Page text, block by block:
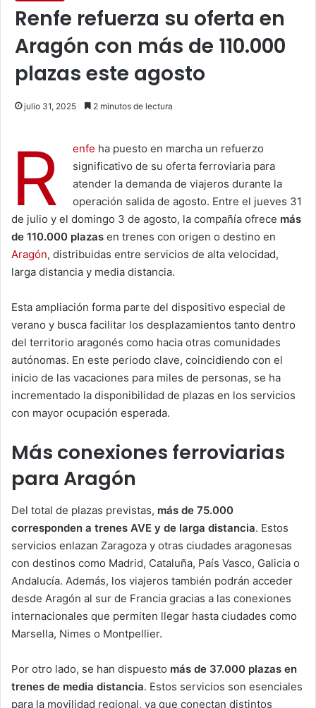
Renfe refuerza su oferta en
Aragón con más de 110.000
plazas este agosto
julio 31, 2025 2 minutos de lectura
R enfe ha puesto en marcha un refuerzo
significativo de su oferta ferroviaria para
atender la demanda de viajeros durante la
operación salida de agosto. Entre el jueves 31
de julio y el domingo 3 de agosto, la compañía ofrece más
de 110.000 plazas en trenes con origen o destino en
Aragón, distribuidas entre servicios de alta velocidad,
larga distancia y media distancia.
Esta ampliación forma parte del dispositivo especial de
verano y busca facilitar los desplazamientos tanto dentro
del territorio aragonés como hacia otras comunidades
autónomas. En este periodo clave, coincidiendo con el
inicio de las vacaciones para miles de personas, se ha
incrementado la disponibilidad de plazas en los servicios
con mayor ocupación esperada.
Más conexiones ferroviarias
para Aragón
Del total de plazas previstas, más de 75.000
corresponden a trenes AVE y de larga distancia. Estos
servicios enlazan Zaragoza y otras ciudades aragonesas
con destinos como Madrid, Cataluña, País Vasco, Galicia o
Andalucía. Además, los viajeros también podrán acceder
desde Aragón al sur de Francia gracias a las conexiones
internacionales que permiten llegar hasta ciudades como
Marsella, Nimes o Montpellier.
Por otro lado, se han dispuesto más de 37.000 plazas en
trenes de media distancia. Estos servicios son esenciales
para la movilidad regional, ya que conectan distintos